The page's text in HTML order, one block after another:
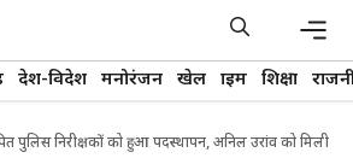
देश-विदेश मनोरंजन खेल क्राइम शिक्षा
पुलिस निरीक्षकों को हुआ पदस्थापन, अनिल उरांव को मिली